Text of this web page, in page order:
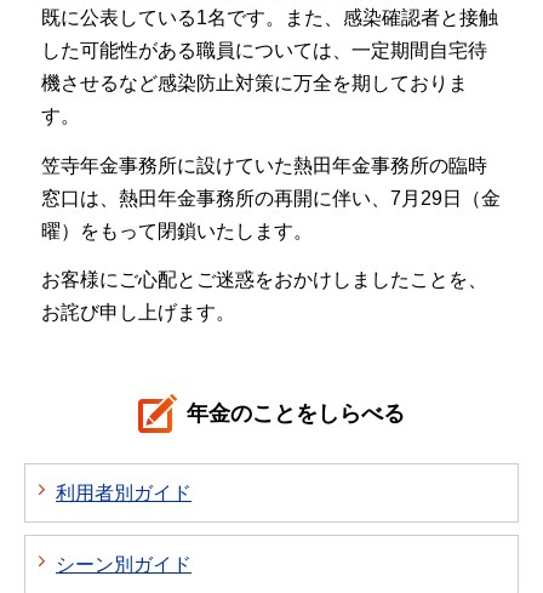
既に公表している1名です。また、感染確認者と接触
した可能性がある職員については、一定期間自宅待
機させるなど感染防止対策に万全を期しておりま
す。
笠寺年金事務所に設けていた熱田年金事務所の臨時
窓口は、熱田年金事務所の再開に伴い、7月29日（金
曜）をもって閉鎖いたします。
お客様にご心配とご迷惑をおかけしましたことを、
お詫び申し上げます。
年金のことをしらべる
利用者別ガイド
シーン別ガイド